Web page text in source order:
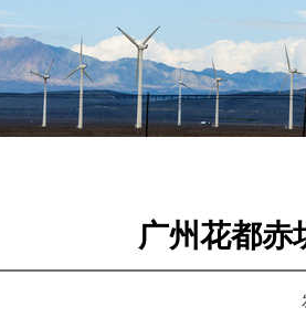
广州花都赤